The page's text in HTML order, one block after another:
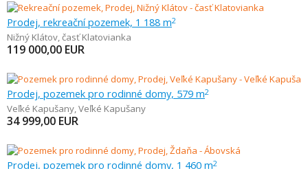
Prodej, rekreační pozemek, 1 188 m2
Nižný Klátov,časť Klatovianka
119 000,00 EUR
Prodej, pozemek pro rodinné domy, 579 m2
Veľké Kapušany,Veľké Kapušany
34 999,00 EUR
Prodej, pozemek pro rodinné domy, 1 460 m2